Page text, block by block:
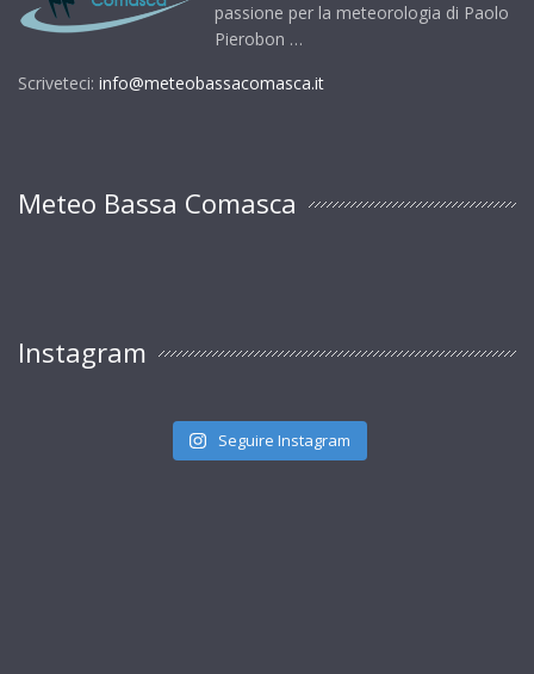
passione per la meteorologia di Paolo
Pierobon …
Scriveteci: info@meteobassacomasca.it
Meteo Bassa Comasca
Instagram
Seguire Instagram